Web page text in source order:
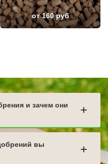
ВЕЛИКИЙ УСТЮГ
НИКОЛЬСК
ЛЕНИНСК-КУЗНЕЦКИЙ
НАЗАРОВО
СУЛИН
КАМЫШЛОВ
от 160 руб
и зачем они
вы